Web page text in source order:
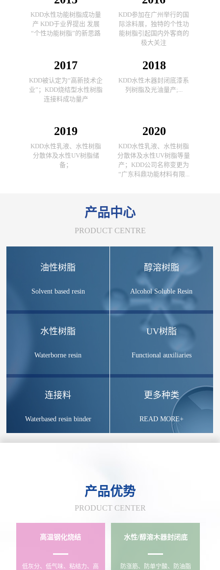
KDD水性功能树脂成功量
产 KDD于业界提出 发展
“个性功能树脂”的新思路
KDD参加在广州举行的国
际涂料展，独特的个性功
能树脂引起国内外客商的
极大关注
2020
KDD水性乳液、水性树脂
分散体及水性UV树脂等量
产；KDD公司名称变更为
“广东科鼎功能材料有限...
2019
KDD水性乳液、水性树脂
分散体及水性UV树脂储
备；
2018
KDD水性木器封闭底漆系
列树脂及光油量产;...
2017
KDD被认定为“高新技术企
业”；KDD烧结型水性树脂
连接料成功量产
产品中心
PRODUCT CENTRE
油性树脂
Solvent based resin
醇溶树脂
Alcohol Soluble Resin
水性树脂
Waterborne resin
UV树脂
Functional auxiliaries
连接料
Waterbased resin binder
更多种类
READ MORE+
产品优势
PRODUCT CENTER
高温钢化烧结
低灰分、低气味、粘结力、高
水性/醇溶木器封闭底
防涨筋、防单宁酸、防油脂